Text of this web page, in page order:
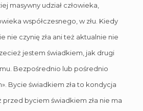
masywny udział człowieka,
współczesnego, w złu. Kiedy
nie czynię zła ani też aktualnie nie
jestem świadkiem, jak drugi
Bezpośrednio lub pośrednio
Bycie świadkiem zła to kondycja
przed byciem świadkiem zła nie ma